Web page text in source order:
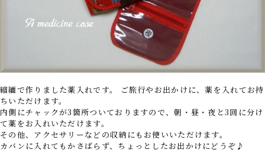
縮緬で作りました薬入れです。 ご旅行やお出かけに、薬を入れてお持
ちいただけます。
内側にチャックが3箇所ついておりますので、朝・昼・夜と3回に分け
て薬をお入れいただけます。
その他、アクセサリーなどの収納にもお使いいただけます。
カバンに入れてもかさばらず、ちょっとしたお出かけにどうぞ♪